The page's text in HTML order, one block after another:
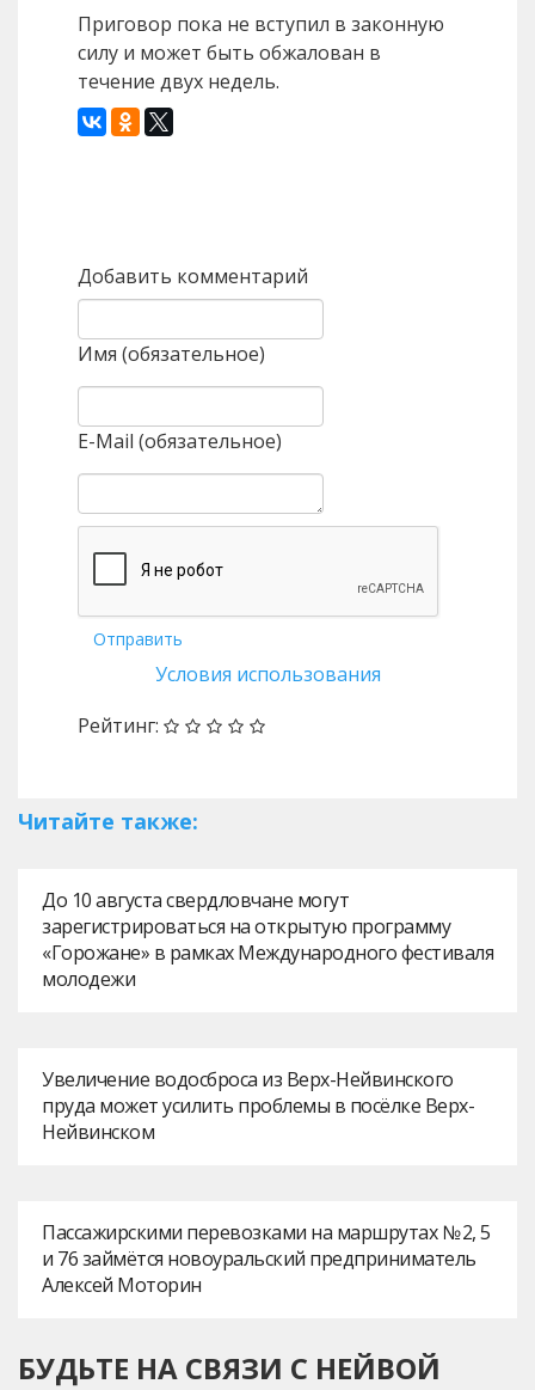
Приговор пока не вступил в законную
силу и может быть обжалован в
течение двух недель.
Добавить комментарий
Имя (обязательное)
E-Mail (обязательное)
Отправить
Условия использования
Рейтинг:
Читайте также:
До 10 августа свердловчане могут
зарегистрироваться на открытую программу
«Горожане» в рамках Международного фестиваля
молодежи
Увеличение водосброса из Верх-Нейвинского
пруда может усилить проблемы в посёлке Верх-
Нейвинском
Пассажирскими перевозками на маршрутах № 2, 5
и 76 займётся новоуральский предприниматель
Алексей Моторин
БУДЬТЕ НА СВЯЗИ С НЕЙВОЙ